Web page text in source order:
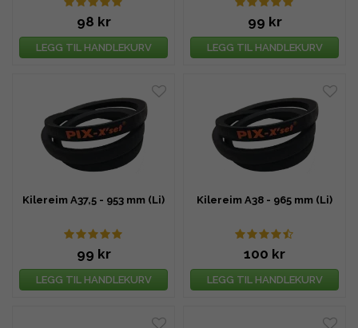
98 kr
LEGG TIL HANDLEKURV
99 kr
LEGG TIL HANDLEKURV
Kilereim A37,5 - 953 mm (Li)
99 kr
LEGG TIL HANDLEKURV
Kilereim A38 - 965 mm (Li)
100 kr
LEGG TIL HANDLEKURV